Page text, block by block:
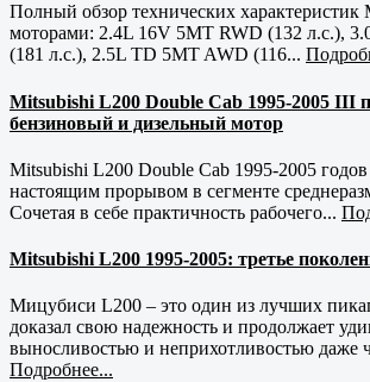
Полный обзор технических
моторами: 2.4L 16V 5MT RWD (132 л.с.),
(181 л.с.), 2.5L TD 5MT AWD (116...
Mitsubishi L200 Double Cab 1995-2005 III
бензиновый и дизельный мотор
Mitsubishi L200 Double Cab 1995-2005
настоящим прорывом в сегменте
Сочетая в себе практичность рабочего...
Mitsubishi L200 1995-2005: третье
Мицубиси L200 – это один из лучших
доказал свою надежность и продолжает
выносливостью и неприхотливостью даже
Подробнее...